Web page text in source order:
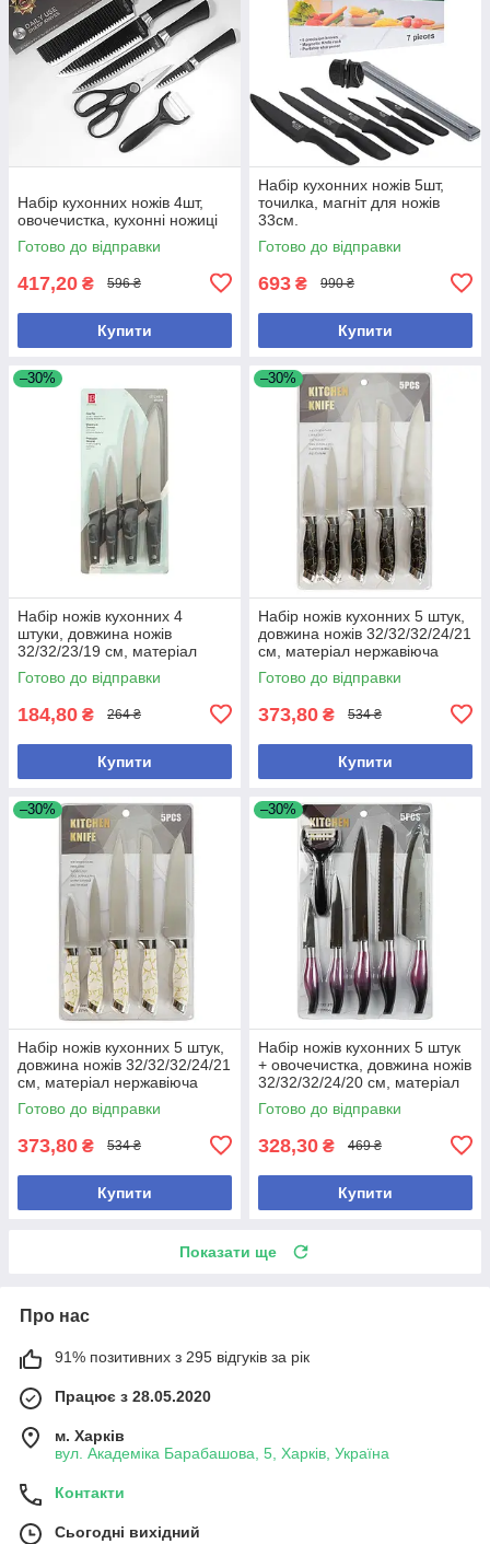
Набір кухонних ножів 4шт,
овочечистка, кухонні ножиці
Готово до відправки
417,20 ₴ 596 ₴
Купити
Набір кухонних ножів 5шт,
точилка, магніт для ножів
33см.
Готово до відправки
693 ₴ 990 ₴
Купити
–30%
Набір ножів кухонних 4
штуки, довжина ножів
32/32/23/19 см, матеріал
нержавіюча сталь
Готово до відправки
184,80 ₴ 264 ₴
Купити
–30%
Набір ножів кухонних 5 штук,
довжина ножів 32/32/32/24/21
см, матеріал нержавіюча
сталь, чорні
Готово до відправки
373,80 ₴ 534 ₴
Купити
–30%
Набір ножів кухонних 5 штук,
довжина ножів 32/32/32/24/21
см, матеріал нержавіюча
сталь, білі
Готово до відправки
373,80 ₴ 534 ₴
Купити
–30%
Набір ножів кухонних 5 штук
+ овочечистка, довжина ножів
32/32/32/24/20 см, матеріал
нержавіюча сталь, фіолетові
Готово до відправки
328,30 ₴ 469 ₴
Купити
Показати ще
Про нас
91% позитивних з 295 відгуків за рік
Працює з 28.05.2020
м. Харків
вул. Академіка Барабашова, 5, Харків, Україна
Контакти
Сьогодні вихідний